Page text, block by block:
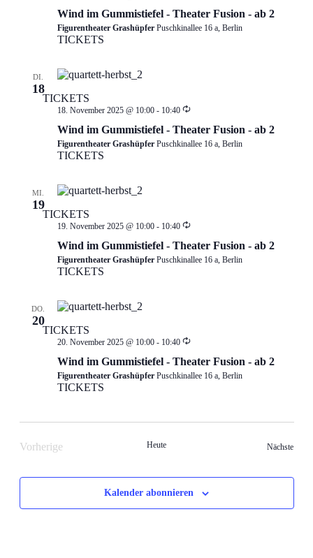
Wind im Gummistiefel - Theater Fusion - ab 2
Figurentheater Grashüpfer Puschkinallee 16 a, Berlin
TICKETS
DI.
18
TICKETS
18. November 2025 @ 10:00- 10:40 Wiederholung
Wind im Gummistiefel - Theater Fusion - ab 2
Figurentheater Grashüpfer Puschkinallee 16 a, Berlin
TICKETS
MI.
19
TICKETS
19. November 2025 @ 10:00- 10:40 Wiederholung
Wind im Gummistiefel - Theater Fusion - ab 2
Figurentheater Grashüpfer Puschkinallee 16 a, Berlin
TICKETS
DO.
20
TICKETS
20. November 2025 @ 10:00- 10:40 Wiederholung
Wind im Gummistiefel - Theater Fusion - ab 2
Figurentheater Grashüpfer Puschkinallee 16 a, Berlin
TICKETS
Vorherige
Heute Nächste
Kalender abonnieren